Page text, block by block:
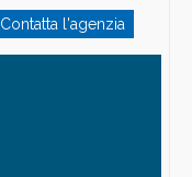
Contatta l'agenzia